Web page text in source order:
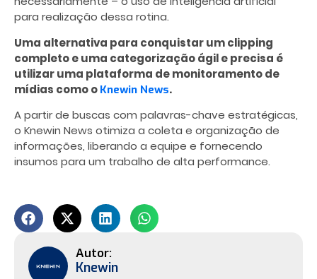
para realização dessa rotina.
Uma alternativa para conquistar um clipping
completo e uma categorização ágil e precisa é
utilizar uma plataforma de monitoramento de
mídias como o Knewin News.
A partir de buscas com palavras-chave estratégicas,
o Knewin News otimiza a coleta e organização de
informações, liberando a equipe e fornecendo
insumos para um trabalho de alta performance.
Knewin